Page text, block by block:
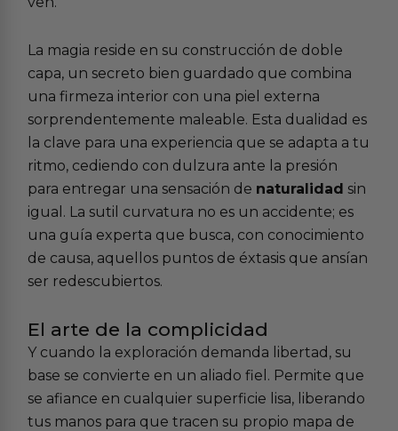
La magia reside en su construcción de doble
capa, un secreto bien guardado que combina
una firmeza interior con una piel externa
sorprendentemente maleable. Esta dualidad es
la clave para una experiencia que se adapta a tu
ritmo, cediendo con dulzura ante la presión
para entregar una sensación de naturalidad sin
igual. La sutil curvatura no es un accidente; es
una guía experta que busca, con conocimiento
de causa, aquellos puntos de éxtasis que ansían
ser redescubiertos.
El arte de la complicidad
Y cuando la exploración demanda libertad, su
base se convierte en un aliado fiel. Permite que
se afiance en cualquier superficie lisa, liberando
tus manos para que tracen su propio mapa de